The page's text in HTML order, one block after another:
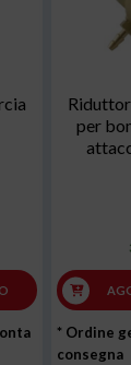
per
* Ordine
consegna